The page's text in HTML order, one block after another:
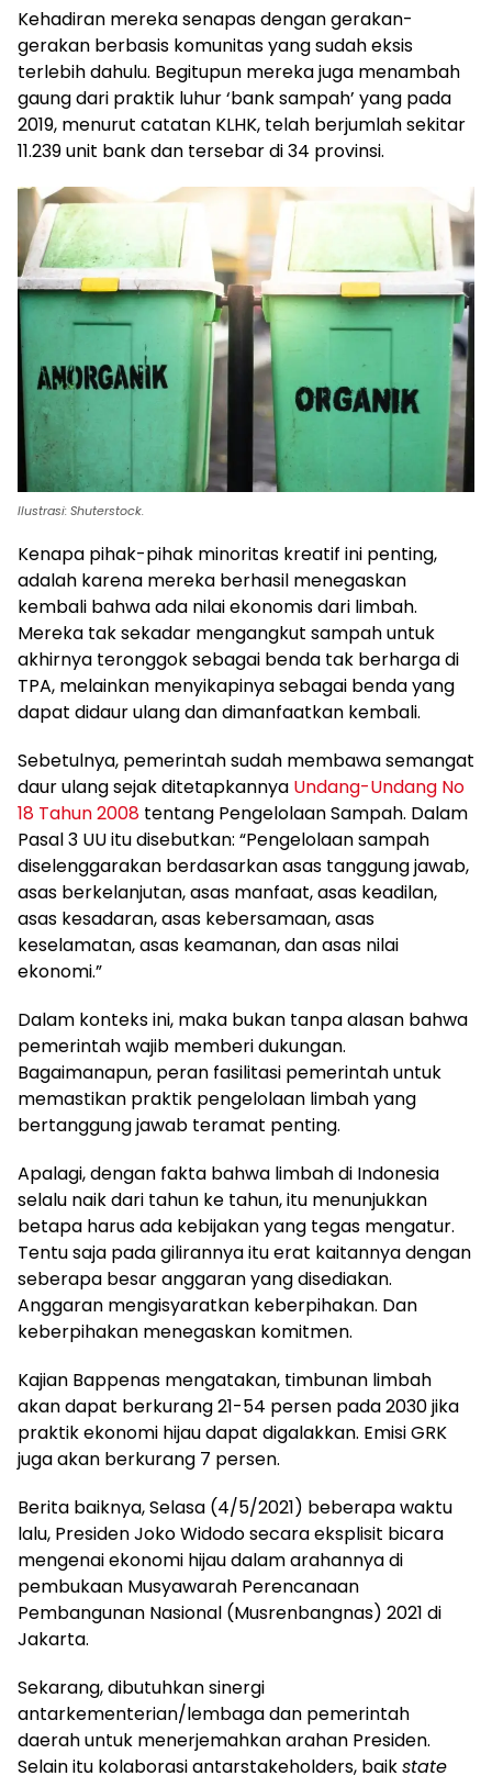
Kehadiran mereka senapas dengan gerakan-
gerakan berbasis komunitas yang sudah eksis
terlebih dahulu. Begitupun mereka juga menambah
gaung dari praktik luhur ‘bank sampah’ yang pada
2019, menurut catatan KLHK, telah berjumlah sekitar
11.239 unit bank dan tersebar di 34 provinsi.
Ilustrasi: Shuterstock.
Kenapa pihak-pihak minoritas kreatif ini penting,
adalah karena mereka berhasil menegaskan
kembali bahwa ada nilai ekonomis dari limbah.
Mereka tak sekadar mengangkut sampah untuk
akhirnya teronggok sebagai benda tak berharga di
TPA, melainkan menyikapinya sebagai benda yang
dapat didaur ulang dan dimanfaatkan kembali.
Sebetulnya, pemerintah sudah membawa semangat
daur ulang sejak ditetapkannya Undang-Undang No
18 Tahun 2008 tentang Pengelolaan Sampah. Dalam
Pasal 3 UU itu disebutkan: “Pengelolaan sampah
diselenggarakan berdasarkan asas tanggung jawab,
asas berkelanjutan, asas manfaat, asas keadilan,
asas kesadaran, asas kebersamaan, asas
keselamatan, asas keamanan, dan asas nilai
ekonomi.”
Dalam konteks ini, maka bukan tanpa alasan bahwa
pemerintah wajib memberi dukungan.
Bagaimanapun, peran fasilitasi pemerintah untuk
memastikan praktik pengelolaan limbah yang
bertanggung jawab teramat penting.
Apalagi, dengan fakta bahwa limbah di Indonesia
selalu naik dari tahun ke tahun, itu menunjukkan
betapa harus ada kebijakan yang tegas mengatur.
Tentu saja pada gilirannya itu erat kaitannya dengan
seberapa besar anggaran yang disediakan.
Anggaran mengisyaratkan keberpihakan. Dan
keberpihakan menegaskan komitmen.
Kajian Bappenas mengatakan, timbunan limbah
akan dapat berkurang 21-54 persen pada 2030 jika
praktik ekonomi hijau dapat digalakkan. Emisi GRK
juga akan berkurang 7 persen.
Berita baiknya, Selasa (4/5/2021) beberapa waktu
lalu, Presiden Joko Widodo secara eksplisit bicara
mengenai ekonomi hijau dalam arahannya di
pembukaan Musyawarah Perencanaan
Pembangunan Nasional (Musrenbangnas) 2021 di
Jakarta.
Sekarang, dibutuhkan sinergi
antarkementerian/lembaga dan pemerintah
daerah untuk menerjemahkan arahan Presiden.
Selain itu kolaborasi antarstakeholders, baikstate